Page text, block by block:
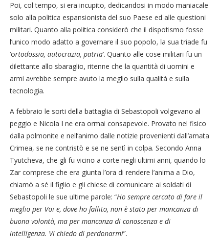
Poi, col tempo, si era incupito, dedicandosi in modo maniacale
solo alla politica espansionista del suo Paese ed alle questioni
militari. Quanto alla politica considerò che il dispotismo fosse
l’unico modo adatto a governare il suo popolo, la sua triade fu
‘ortodossia, autocrazia, patria’. Quanto alle cose militari fu un
dilettante allo sbaraglio, ritenne che la quantità di uomini e
armi avrebbe sempre avuto la meglio sulla qualità e sulla
tecnologia.
A febbraio le sorti della battaglia di Sebastopoli volgevano al
peggio e Nicola I ne era ormai consapevole. Provato nel fisico
dalla polmonite e nell’animo dalle notizie provenienti dall’amata
Crimea, se ne contristò e se ne sentì in colpa. Secondo Anna
Tyutcheva, che gli fu vicino a corte negli ultimi anni, quando lo
Zar comprese che era giunta l’ora di rendere l’anima a Dio,
chiamò a sé il figlio e gli chiese di comunicare ai soldati di
Sebastopoli le sue ultime parole: “Ho sempre cercato di fare il
meglio per Voi e, dove ho fallito, non è stato per mancanza di
buona volontà, ma per mancanza di conoscenza e di
intelligenza. Vi chiedo di perdonarmi”.